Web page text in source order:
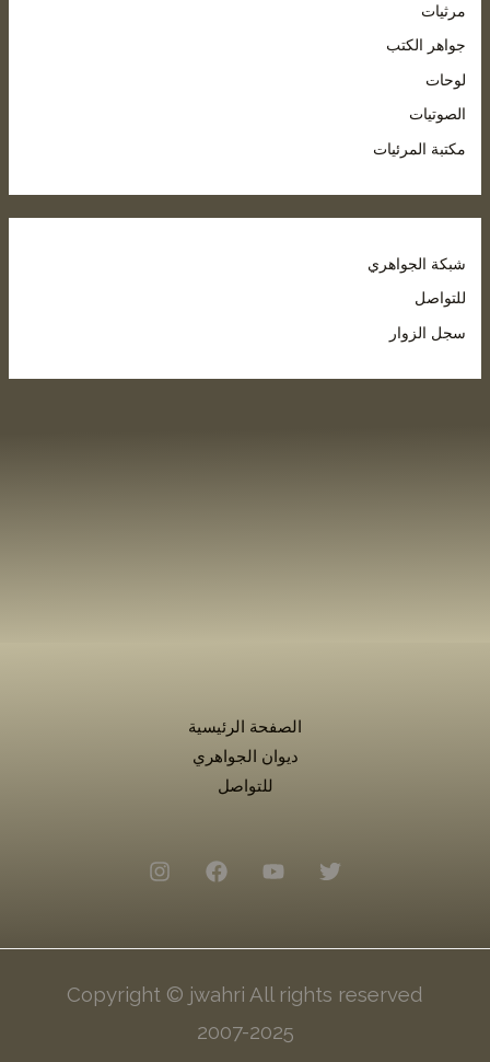
الكتب
المرئيات
الجواهري
الزوار
الصفحة الرئيسية
ديوان الجواهري
للتواصل
Copyright © jwahri All rights reserved
2007-2025